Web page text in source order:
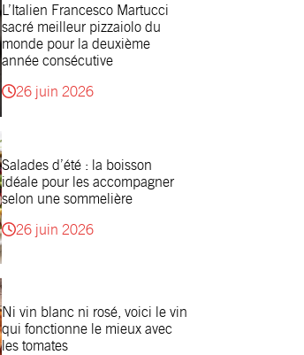
L’Italien Francesco Martucci
sacré meilleur pizzaiolo du
monde pour la deuxième
année consécutive
26 juin 2026
Salades d’été : la boisson
idéale pour les accompagner
selon une sommelière
26 juin 2026
Ni vin blanc ni rosé, voici le vin
qui fonctionne le mieux avec
les tomates